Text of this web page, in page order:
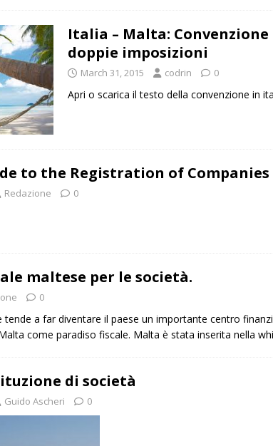
Italia – Malta:
doppie imposizioni
March 31, 2015 codrin 0
Apri o scarica il testo della convenzione in
to the Registration of Companies
Redazione 0
maltese per le società.
0
tende a far diventare il paese un importante centro
come paradiso fiscale. Malta è stata inserita nella
di società
Guido Ascheri 0